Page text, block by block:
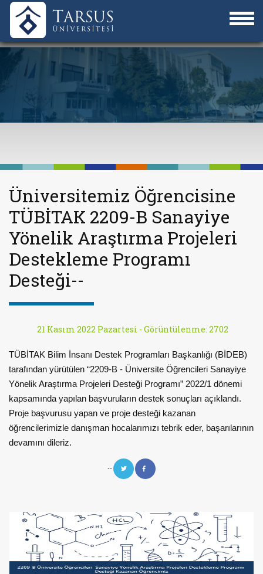
Üniversitemiz Öğrencisine
TÜBİTAK 2209-B Sanayiye
Yönelik Araştırma Projeleri
Destekleme Programı
Desteği--
21 Kasım 2022 Pazartesi - Görüntülenme: 2702
TÜBİTAK Bilim İnsanı Destek Programları Başkanlığı (BİDEB)
tarafından yürütülen “2209-B - Üniversite Öğrencileri Sanayiye
Yönelik Araştırma Projeleri Desteği Programı” 2022/1 dönemi
kapsamında yapılan başvuruların destek sonuçları açıklandı.
Proje başvurusu yapan ve proje desteği kazanan
öğrencilerimizle danışman hocalarımızı tebrik eder, başarılarının
devamını dileriz.
--